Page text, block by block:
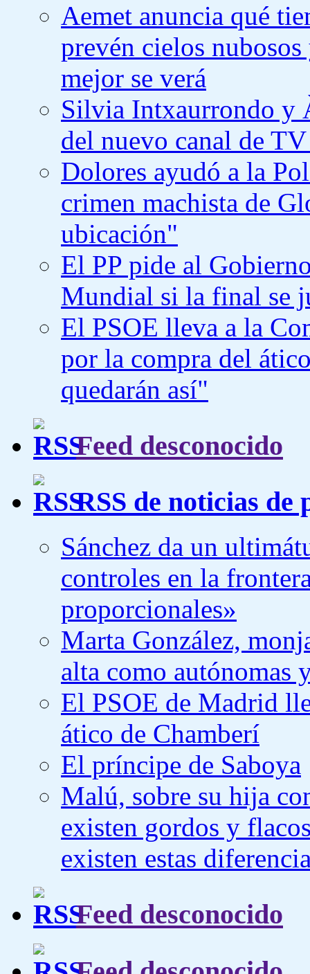
Aemet anuncia qué
prevén cielos
mejor se verá
Silvia Intxaurrondo y
del nuevo canal de
Dolores ayudó a la
crimen machista de
ubicación"
El PP pide al
Mundial si la final se
El PSOE lleva a la
por la compra del
quedarán así"
Feed desconocido
RSS de noticias de
Sánchez da un
controles en la
proporcionales»
Marta González,
alta como autónomas
El PSOE de Madrid
ático de Chamberí
El príncipe de Saboya
Malú, sobre su hija
existen gordos y
existen estas
Feed desconocido